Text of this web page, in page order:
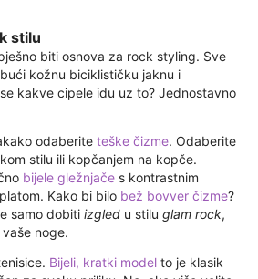
stilu
biti osnova za rock styling. Sve
kožnu biciklističku jaknu i
kakve cipele idu uz to? Jednostavno
odaberite teške čizme. Odaberite
stilu ili kopčanjem na kopče.
bijele gležnjače s kontrastnim
Kako bi bilo bež bovver čizme?
samo dobiti izgled u stilu glam rock,
noge.
Bijeli, kratki model to je klasik